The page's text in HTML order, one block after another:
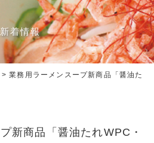
新着情報
> 業務用ラーメンスープ新商品「醤油た
新商品「醤油たれWPC・